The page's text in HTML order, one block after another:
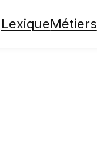
LexiqueMétiers